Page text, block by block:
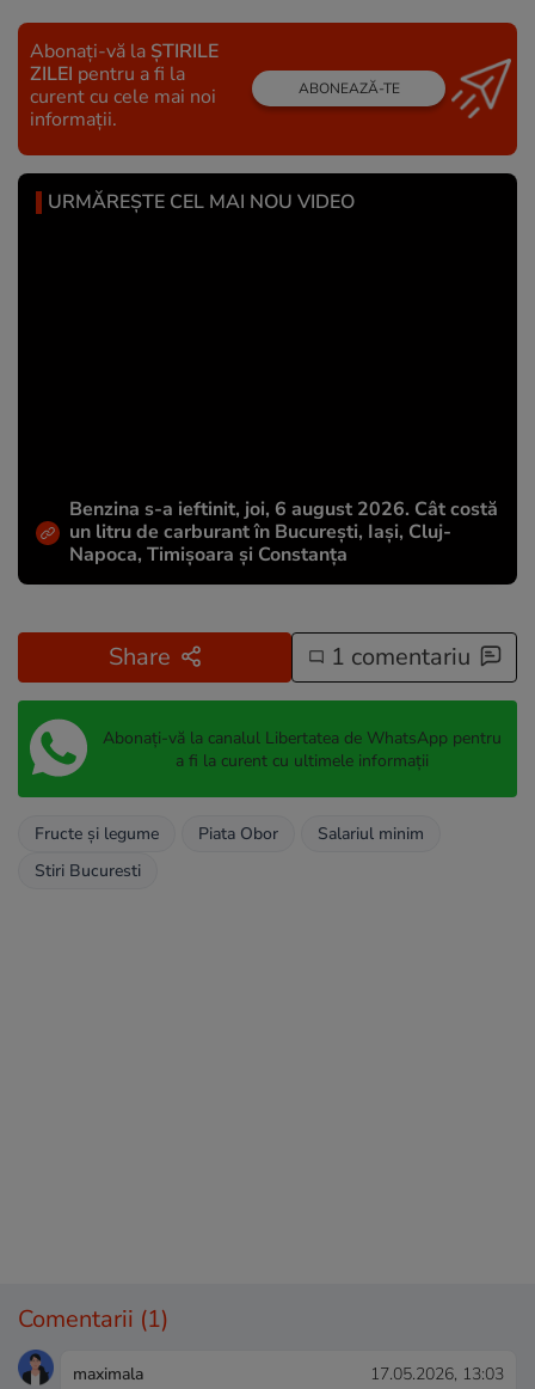
Abonați-vă la ȘTIRILE
ZILEI pentru a fi la
curent cu cele mai noi
informații.
ABONEAZĂ-TE
URMĂREȘTE CEL MAI NOU VIDEO
Benzina s-a ieftinit, joi, 6 august 2026. Cât costă
un litru de carburant în București, Iași, Cluj-
Napoca, Timișoara și Constanța
Share 1 comentariu
Abonați-vă la canalul Libertatea de WhatsApp pentru
a fi la curent cu ultimele informații
Fructe și legume Piata Obor
Salariul minim
Stiri Bucuresti
Comentarii (1)
maximala 17.05.2026, 13:03